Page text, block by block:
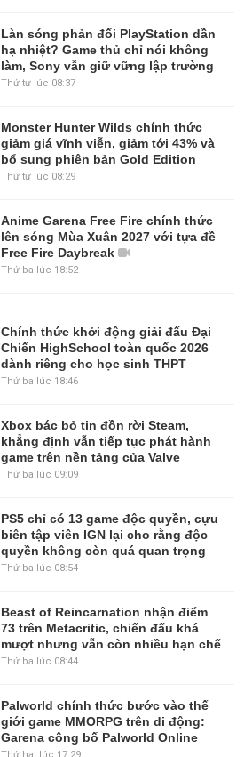
Làn sóng phản đối PlayStation dần
hạ nhiệt? Game thủ chỉ nói không
làm, Sony vẫn giữ vững lập trường
Thứ tư lúc 08:37
Monster Hunter Wilds chính thức
giảm giá vĩnh viễn, giảm tới 43% và
bổ sung phiên bản Gold Edition
Thứ tư lúc 08:29
Anime Garena Free Fire chính thức
lên sóng Mùa Xuân 2027 với tựa đề
Free Fire Daybreak
Thứ ba lúc 18:52
Chính thức khởi động giải đấu Đại
Chiến HighSchool toàn quốc 2026
dành riêng cho học sinh THPT
Thứ ba lúc 18:46
Xbox bác bỏ tin đồn rời Steam,
khẳng định vẫn tiếp tục phát hành
game trên nền tảng của Valve
Thứ ba lúc 09:09
PS5 chỉ có 13 game độc quyền, cựu
biên tập viên IGN lại cho rằng độc
quyền không còn quá quan trọng
Thứ ba lúc 08:54
Beast of Reincarnation nhận điểm
73 trên Metacritic, chiến đấu khá
mượt nhưng vẫn còn nhiều hạn chế
Thứ ba lúc 08:44
Palworld chính thức bước vào thế
giới game MMORPG trên di động:
Garena công bố Palworld Online